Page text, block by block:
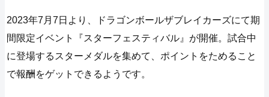
2023年7月7日より、ドラゴンボールザブレイカーズにて期
間限定イベント『スターフェスティバル』が開催。試合中
に登場するスターメダルを集めて、ポイントをためること
で報酬をゲットできるようです。